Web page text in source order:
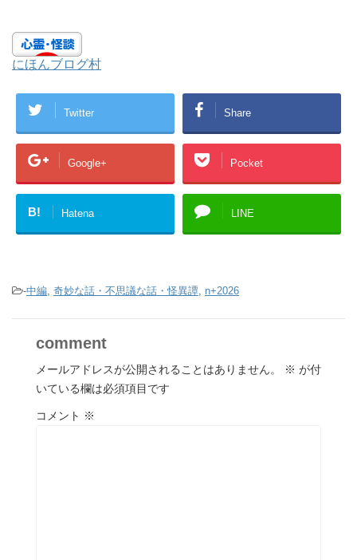
にほんブログ村
Twitter Share
Google+ Pocket
B! Hatena LINE
-中編, 奇妙な話・不思議な話・怪異譚, n+2026
comment
メールアドレスが公開されることはありません。 ※ が付
いている欄は必須項目です
コメント ※